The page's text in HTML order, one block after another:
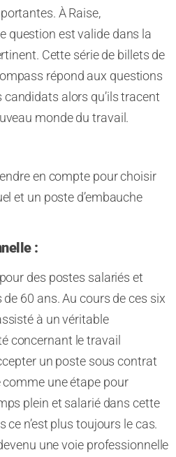
À Raise,
question est validedans la
. Cette série de billets de
répond aux questions
candidats alors qu’ils tracent
monde du travail .
en compte pour choisir
et un poste d’embauche
:
des postes salariés et
60 ans. Au cours de ces six
à un véritable
concernant letravail
un poste sous contrat
comme une étape pour
plein et salarié dans cette
ce n’est plus toujours le cas.
unevoie professionnelle